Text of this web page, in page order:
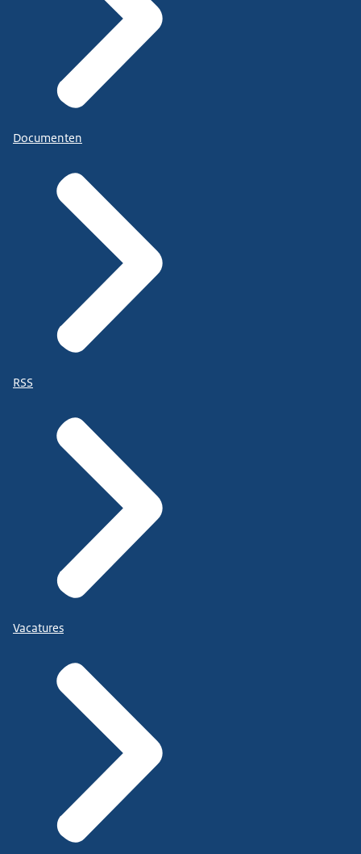
Documenten
RSS
Vacatures